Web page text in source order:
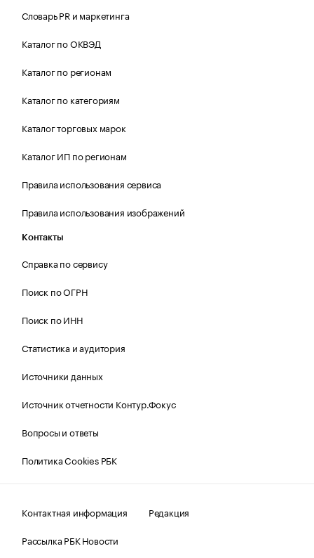
Словарь PR и маркетинга
Каталог по ОКВЭД
Каталог по регионам
Каталог по категориям
Каталог торговых марок
Каталог ИП по регионам
Правила использования сервиса
Правила использования изображений
Контакты
Справка по сервису
Поиск по ОГРН
Поиск по ИНН
Статистика и аудитория
Источники данных
Источник отчетности Контур.Фокус
Вопросы и ответы
Политика Cookies РБК
Контактная информация
Редакция
Рассылка РБК Новости